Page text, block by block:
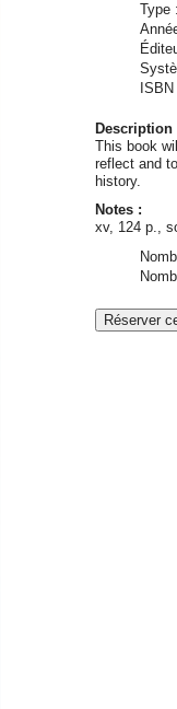
Description
This book
reflect and
history.
Notes :
xv, 124 p.,